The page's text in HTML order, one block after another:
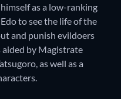
as a low-ranking
to see the life of the
and punish evildoers
by Magistrate
as well as a